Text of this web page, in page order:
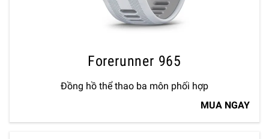
Forerunner 965
Đồng hồ thể thao ba môn phối hợp
MUA NGAY